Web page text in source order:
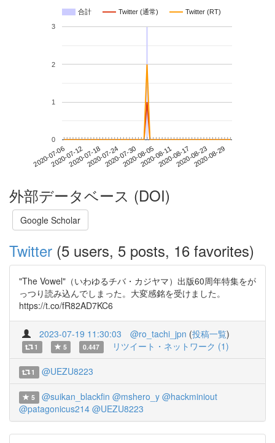
合計 Twitter (通常) Twitter (RT)
2020-07-062020-07-122020-07-182020-07-242020-07-302020-08-052020-08-112020-08-172020-08-232020-08-29
0
1
2
3
外部データベース (DOI)
Google Scholar
Twitter (5 users, 5 posts, 16 favorites)
"The Vowel"（いわゆるチバ・カジヤマ）出版60周年特集をが
っつり読み込んでしまった。大変感銘を受けました。
https://t.co/fR82AD7KC6
2023-07-19 11:30:03 @ro_tachi_jpn (投稿一覧)
1 5 0.447 リツイート・ネットワーク (1)
1 @UEZU8223
5 @suikan_blackfin @mshero_y @hackminiout
@patagonicus214 @UEZU8223